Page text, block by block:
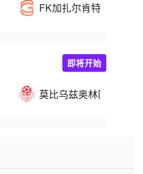
FK加扎尔肯特
莫比乌兹奥林匹克
即将开始